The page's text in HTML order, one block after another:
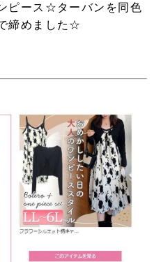
ピース☆ターバンを同色
締めました☆